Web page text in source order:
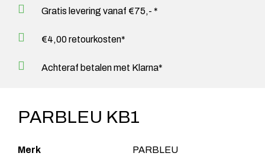
Gratis levering vanaf €75,- *
€4,00 retourkosten*
Achteraf betalen met Klarna*
PARBLEU KB1
Merk PARBLEU